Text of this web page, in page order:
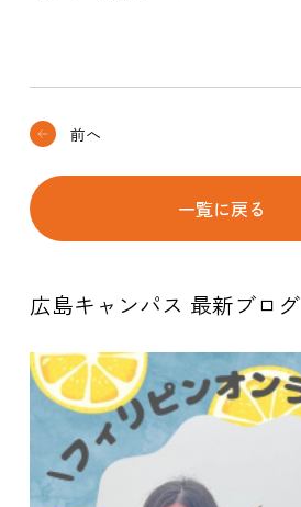
前へ
一覧に戻る
広島キャンパス 最新ブログ